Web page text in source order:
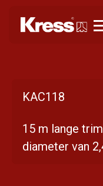
KAC118
15 m lange
diameter van